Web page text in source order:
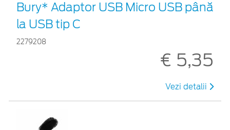
Bury* Adaptor USB Micro USB până
la USB tip C
2279208
€ 5,35
Vezi detalii